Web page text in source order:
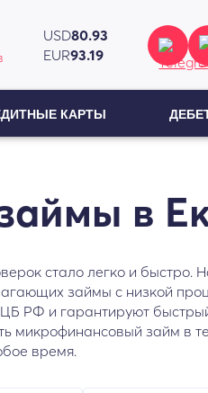
USD80.93
EUR93.19
КАРТЫ
в
стало легко и
займы с низкой
РФ и гарантируют
микрофинансовый займ в
время.